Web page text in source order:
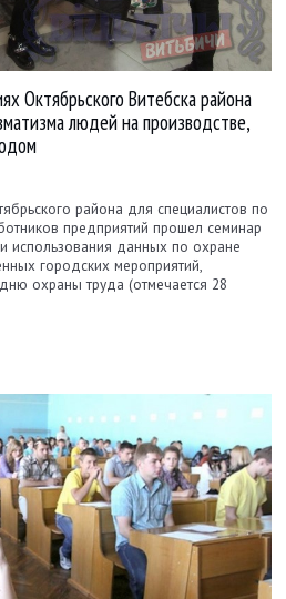
Октябрьского Витебска района
людей на производстве,
района для специалистов по
предприятий прошел семинар
использования данных по охране
городских мероприятий,
охраны труда (отмечается 28